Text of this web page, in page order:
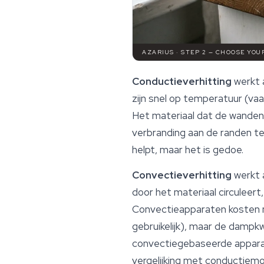
AZARIUS · STEP 2 — CHOOSE
Conductieverhitting werkt
zijn snel op temperatuur
Het materiaal dat de
verbranding aan de randen
helpt, maar het is gedoe.
Convectieverhitting werkt
door het materiaal
Convectieapparaten kosten
gebruikelijk), maar de
convectiegebaseerde
vergelijking met